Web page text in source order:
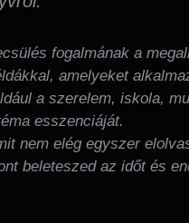
fogalmának a
amelyeket
a szerelem, iskola,
esszenciáját.
nem elég egyszer
beleteszed az időt és